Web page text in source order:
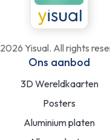
2026 Yisual. All rights
Ons aanbod
3D Wereldkaarten
Posters
Aluminium platen